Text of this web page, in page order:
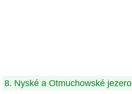
8. Nyské a Otmuchowské jezero